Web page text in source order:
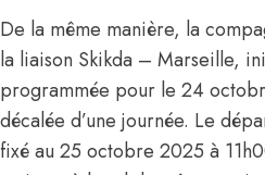
De la même manière, la
la liaison Skikda – Marseille,
programmée pour le 24
décalée d’une journée. Le
fixé au 25 octobre 2025 à